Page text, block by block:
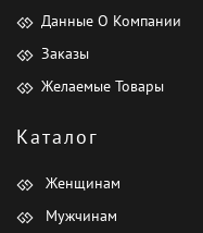
Данные О Компании
Заказы
Желаемые Товары
Каталог
Женщинам
Мужчинам